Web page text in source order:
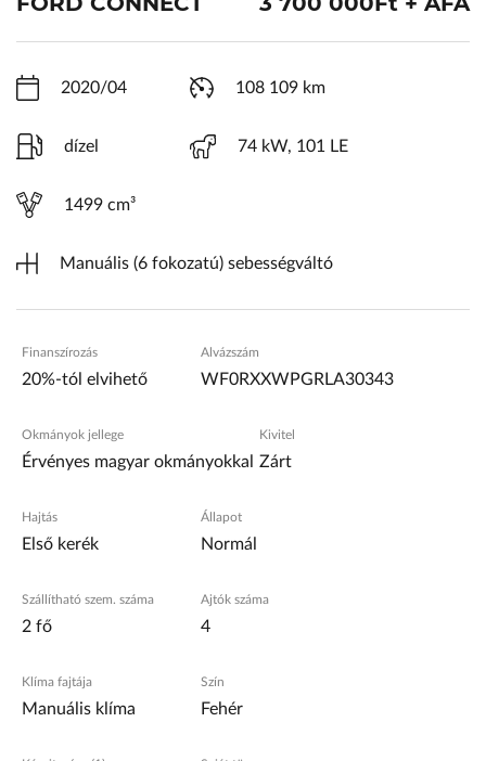
VW Service Schiller
Karosszéria Centrum
2020/04 108 109 km
dízel 74 kW, 101 LE
1499 cm³
Manuális (6 fokozatú) sebességváltó
Finanszírozás
20%-tól elvihető
Alvázszám
WF0RXXWPGRLA30343
Okmányok jellege
Érvényes magyar okmányokkal
Kivitel
Zárt
Hajtás
Első kerék
Állapot
Normál
Szállítható szem. száma
2 fő
Ajtók száma
4
Klíma fajtája
Manuális klíma
Szín
Fehér